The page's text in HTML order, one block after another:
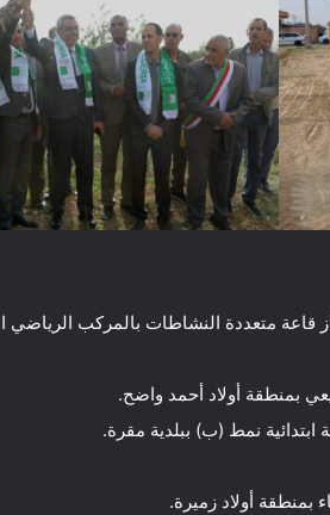
متعددة النشاطات بالمركب الرياضي
بمنطقة أولاد أحمد واضح.
نمط (ب) ببلدية مقرة.
بمنطقة أولاد زميرة.